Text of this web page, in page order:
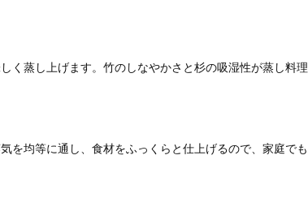
く蒸し上げます。竹のしなやかさと杉の吸湿性が蒸し料理
を均等に通し、食材をふっくらと仕上げるので、家庭でも